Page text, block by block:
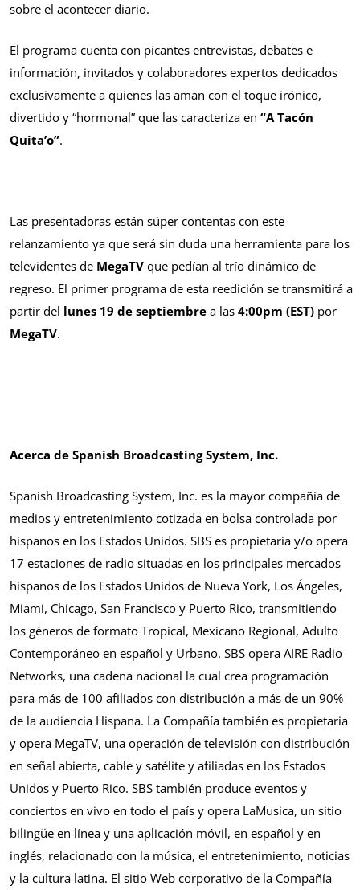
sobre el acontecer diario.
El programa cuenta con picantes entrevistas, debates e
información, invitados y colaboradores expertos dedicados
exclusivamente a quienes las aman con el toque irónico,
divertido y “hormonal” que las caracteriza en “A Tacón
Quita’o”.
Las presentadoras están súper contentas con este
relanzamiento ya que será sin duda una herramienta para los
televidentes de MegaTV que pedían al trío dinámico de
regreso. El primer programa de esta reedición se transmitirá a
partir del lunes 19 de septiembre a las 4:00pm (EST) por
MegaTV.
Acerca de Spanish Broadcasting System, Inc.
Spanish Broadcasting System, Inc. es la mayor compañía de
medios y entretenimiento cotizada en bolsa controlada por
hispanos en los Estados Unidos. SBS es propietaria y/o opera
17 estaciones de radio situadas en los principales mercados
hispanos de los Estados Unidos de Nueva York, Los Ángeles,
Miami, Chicago, San Francisco y Puerto Rico, transmitiendo
los géneros de formato Tropical, Mexicano Regional, Adulto
Contemporáneo en español y Urbano. SBS opera AIRE Radio
Networks, una cadena nacional la cual crea programación
para más de 100 afiliados con distribución a más de un 90%
de la audiencia Hispana. La Compañía también es propietaria
y opera MegaTV, una operación de televisión con distribución
en señal abierta, cable y satélite y afiliadas en los Estados
Unidos y Puerto Rico. SBS también produce eventos y
conciertos en vivo en todo el país y opera LaMusica, un sitio
bilingüe en línea y una aplicación móvil, en español y en
inglés, relacionado con la música, el entretenimiento, noticias
y la cultura latina. El sitio Web corporativo de la Compañía